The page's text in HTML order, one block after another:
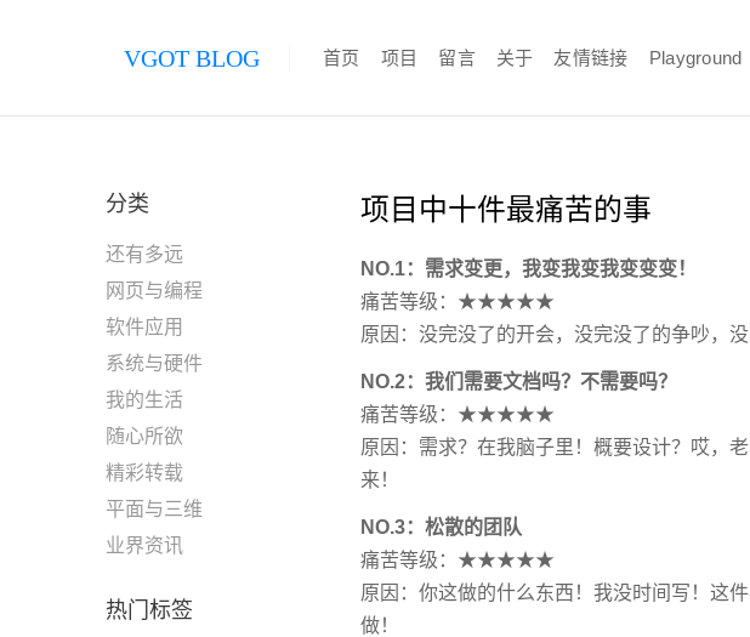
VGOT BLOG 首页 项目 留言 关于 友情链接 Playground
分类
还有多远
网页与编程
软件应用
系统与硬件
我的生活
随心所欲
精彩转载
平面与三维
业界资讯
热门标签
项目中十件最痛苦的事
NO.1：需求变更，我变我变我变变变！
痛苦等级：★★★★★
原因：没完没了的开会，没完没了的争吵，
NO.2：我们需要文档吗？不需要吗？
痛苦等级：★★★★★
原因：需求？在我脑子里！概要设计？哎，
来！
NO.3：松散的团队
痛苦等级：★★★★★
原因：你这做的什么东西！我没时间写！这
做！